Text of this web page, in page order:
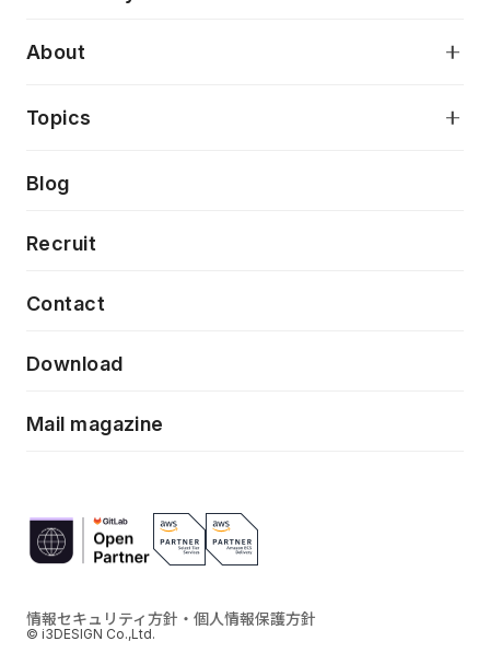
AI駆動開発支援
モダナイゼーション
特徴量エンジニアリングと生成AI
デジタルプロダクトデザイン
デザインシステム構築支援
フロントエンド開発
About
当社が目指しているもの
Topics
Press release
News
Event/Seminer
Blog
Recruit
Contact
Download
Mail magazine
情報セキュリティ方針・個人情報保護方針
© i3DESIGN Co.,Ltd.